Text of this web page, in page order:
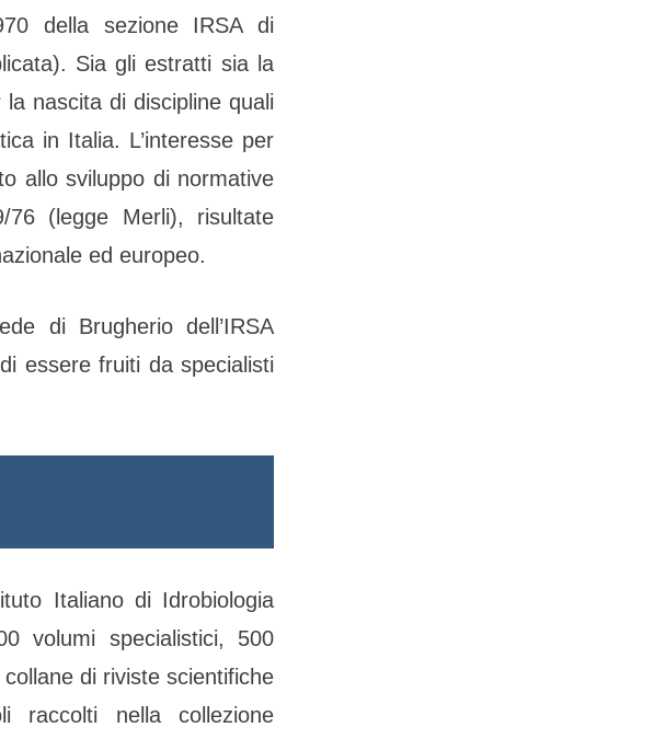
della sezione IRSA di
Sia gli estratti sia la
nascita di discipline quali
in Italia. L’interesse per
allo sviluppo di normative
(legge Merli), risultate
ed europeo.
di Brugherio dell’IRSA
essere fruiti da specialisti
Italiano di Idrobiologia
volumi specialistici, 500
di riviste scientifiche
raccolti nella collezione